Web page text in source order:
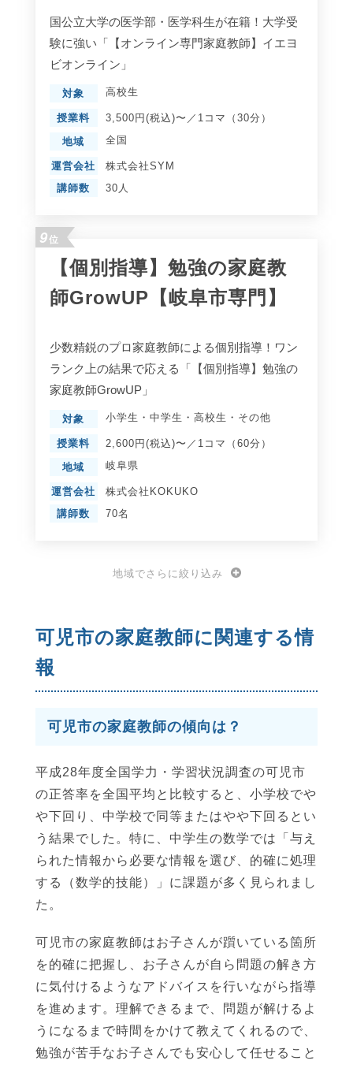
国公立大学の医学部・医学科生が在籍！大学受
験に強い「【オンライン専門家庭教師】イエヨ
ビオンライン」
対象 高校生
授業料 3,500円(税込)〜／1コマ（30分）
地域 全国
運営会社
株式会社SYM
講師数
30人
9位
【個別指導】勉強の家庭教
師GrowUP【岐阜市専門】
少数精鋭のプロ家庭教師による個別指導！ワン
ランク上の結果で応える「【個別指導】勉強の
家庭教師GrowUP」
対象 小学生 ・ 中学生 ・ 高校生 ・ その他
授業料 2,600円(税込)〜／1コマ（60分）
地域 岐阜県
運営会社
株式会社KOKUKO
講師数
70名
地域でさらに絞り込み
可児市の家庭教師に関連する情
報
可児市の家庭教師の傾向は？
平成28年度全国学力・学習状況調査の可児市
の正答率を全国平均と比較すると、小学校でや
や下回り、中学校で同等またはやや下回るとい
う結果でした。特に、中学生の数学では「与え
られた情報から必要な情報を選び、的確に処理
する（数学的技能）」に課題が多く見られまし
た。
可児市の家庭教師はお子さんが躓いている箇所
を的確に把握し、お子さんが自ら問題の解き方
に気付けるようなアドバイスを行いながら指導
を進めます。理解できるまで、問題が解けるよ
うになるまで時間をかけて教えてくれるので、
勉強が苦手なお子さんでも安心して任せること